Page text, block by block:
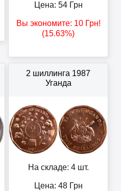
Цена: 54Грн
Вы экономите: 10Грн!
(15.63%)
2 шиллинга 1987
Уганда
На складе: 4 шт.
Цена: 48Грн